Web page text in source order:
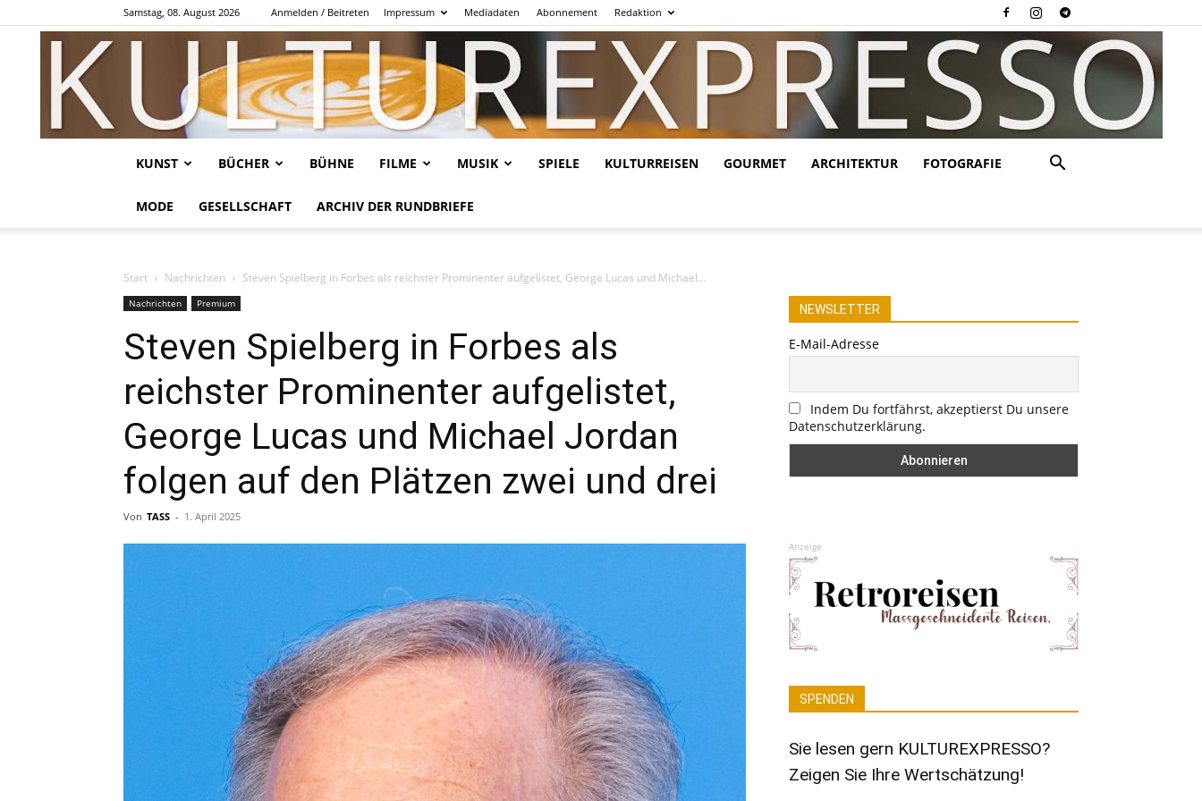
Samstag, 08. August 2026 Anmelden / Beitreten Impressum Mediadaten Abonnement Redaktion
KUNST BÜCHER BÜHNE FILME MUSIK SPIELE KULTURREISEN GOURMET ARCHITEKTUR FOTOGRAFIE
MODE GESELLSCHAFT ARCHIV DER RUNDBRIEFE
Start Nachrichten Steven Spielberg in Forbes als reichster Prominenter aufgelistet, George Lucas und Michael...
Nachrichten Premium
Steven Spielberg in Forbes als
reichster Prominenter aufgelistet,
George Lucas und Michael Jordan
folgen auf den Plätzen zwei und drei
Von TASS - 1. April 2025
NEWSLETTER
E-Mail-Adresse
Indem Du fortfährst, akzeptierst Du unsere
Datenschutzerklärung.
Anzeige
SPENDEN
Sie lesen gern KULTUREXPRESSO?
Zeigen Sie Ihre Wertschätzung!